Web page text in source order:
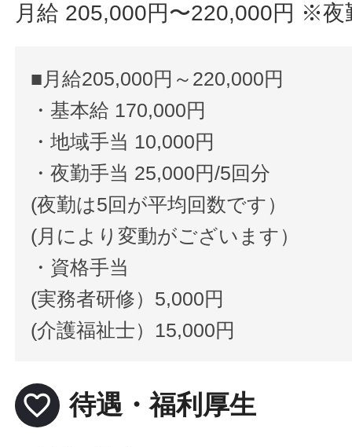
月給 205,000円〜220,000円 ※夜
■月給205,000円～220,000円
・基本給 170,000円
・地域手当 10,000円
・夜勤手当 25,000円/5回分
(夜勤は5回が平均回数です）
(月により変動がございます）
・資格手当
(実務者研修）5,000円
(介護福祉士）15,000円
favorite_border 待遇・福利厚生